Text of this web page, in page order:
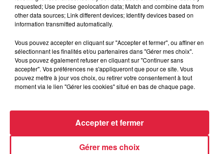
avec les flamants rouges
À découvrir également
requested; Use precise geolocation data; Match and combine data from
other data sources; Link different devices; Identify devices based on
information transmitted automatically.
Vous pouvez accepter en cliquant sur "Accepter et fermer", ou affiner en
sélectionnant les finalités et/ou partenaires dans "Gérer mes choix".
Vous pouvez également refuser en cliquant sur "Continuer sans
accepter". Vos préférences ne s'appliqueront que pour ce site. Vous
pouvez mettre à jour vos choix, ou retirer votre consentement à tout
moment via le lien "Gérer les cookies" situé en bas de chaque page.
Gérer mes choix
Accepter et fermer